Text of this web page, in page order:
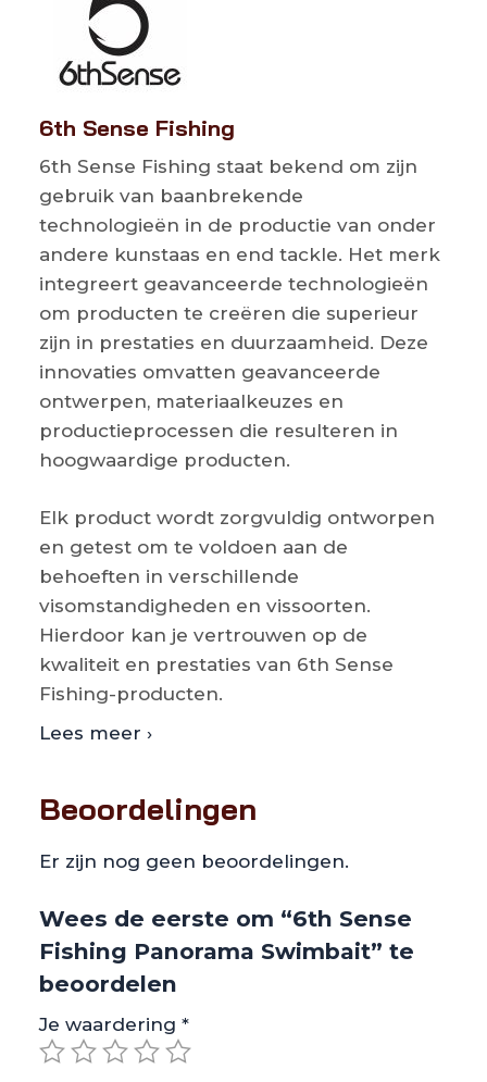
6th Sense Fishing
6th Sense Fishing staat bekend om zijn
gebruik van baanbrekende
technologieën in de productie van onder
andere kunstaas en end tackle. Het merk
integreert geavanceerde technologieën
om producten te creëren die superieur
zijn in prestaties en duurzaamheid. Deze
innovaties omvatten geavanceerde
ontwerpen, materiaalkeuzes en
productieprocessen die resulteren in
hoogwaardige producten.
Elk product wordt zorgvuldig ontworpen
en getest om te voldoen aan de
behoeften in verschillende
visomstandigheden en vissoorten.
Hierdoor kan je vertrouwen op de
kwaliteit en prestaties van 6th Sense
Fishing-producten.
Lees meer ›
Beoordelingen
Er zijn nog geen beoordelingen.
Wees de eerste om “6th Sense
Fishing Panorama Swimbait” te
beoordelen
Je waardering *